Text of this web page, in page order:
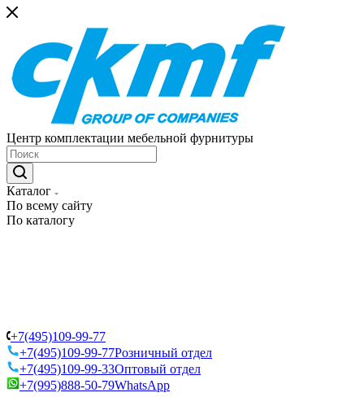
Центр комплектации мебельной фурнитуры
Каталог
По всему сайту
По каталогу
+7(495)109-99-77
+7(495)109-99-77Розничный отдел
+7(495)109-99-33Оптовый отдел
+7(995)888-50-79WhatsApp